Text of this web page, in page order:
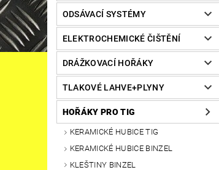
ODSÁVACÍ SYSTÉMY
ELEKTROCHEMICKÉ ČIŠTĚNÍ
DRÁŽKOVACÍ HOŘÁKY
TLAKOVÉ LAHVE+PLYNY
HOŘÁKY PRO TIG
KERAMICKÉ HUBICE TIG
KERAMICKÉ HUBICE BINZEL
KLEŠTINY BINZEL